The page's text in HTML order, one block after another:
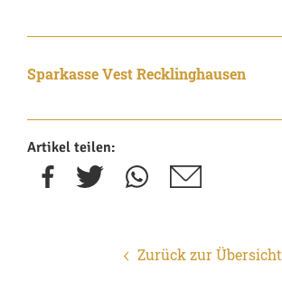
Sparkasse Vest Recklinghausen
Artikel teilen:
Zurück zur Übersicht